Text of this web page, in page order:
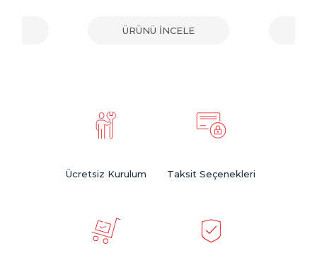
ÜRÜNÜ İNCELE
Ücretsiz Kurulum Taksit Seçenekleri